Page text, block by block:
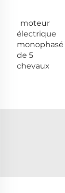
moteur
électrique
monophasé
de 5
chevaux